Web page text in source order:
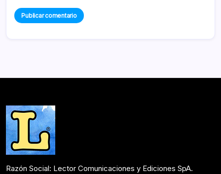
Razón Social: Lector Comunicaciones y Ediciones SpA.